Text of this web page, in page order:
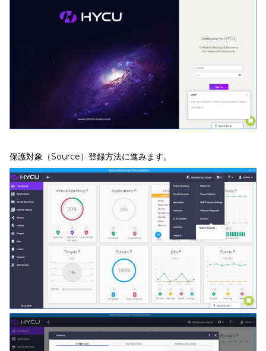
保護対象（Source）登録方法に進みます。